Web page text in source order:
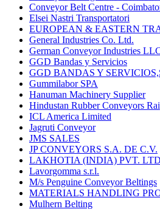
Conveyor Belt Centre -
Elsei Nastri Transportatori
EUROPEAN & EASTERN
General Industries Co. Ltd.
German Conveyor Industries
GGD Bandas y Servicios
GGD BANDAS Y
Gummilabor SPA
Hanuman Machinery Supplier
Hindustan Rubber Conveyors
ICL America Limited
Jagruti Conveyor
JMS SALES
JP CONVEYORS S.A. DE C.V.
LAKHOTIA (INDIA) PVT.
Lavorgomma s.r.l.
M/s Penguine Conveyor Beltings
MATERIALS HANDLING
Mulhern Belting